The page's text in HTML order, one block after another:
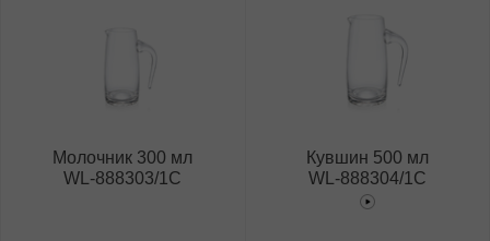
Молочник 300 мл
WL‑888303/1C
Кувшин 500 мл
WL‑888304/1C